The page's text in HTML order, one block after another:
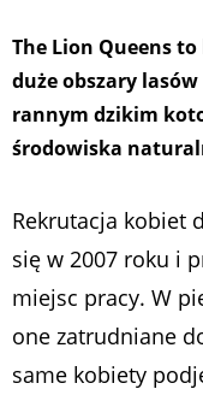
The Lion Queens
duże obszary
rannym dzikim
środowiska
Rekrutacja kobiet
się w 2007 roku i
miejsc pracy. W
one zatrudniane
same kobiety